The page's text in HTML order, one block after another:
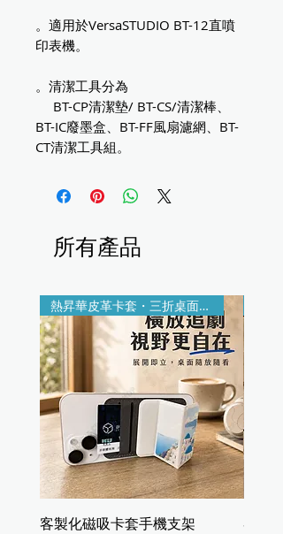
。適用於VersaSTUDIO BT-12直噴
印表機。
。清潔工具分為
BT-CP清潔墊/ BT-CS/清潔棒、
BT-IC廢墨盒、BT-FF風扇濾網、BT-
CT清潔工具組。
所有產品
熱昇華皮革卡套・三折桌面支架
客製化磁吸卡套手機支架
客製